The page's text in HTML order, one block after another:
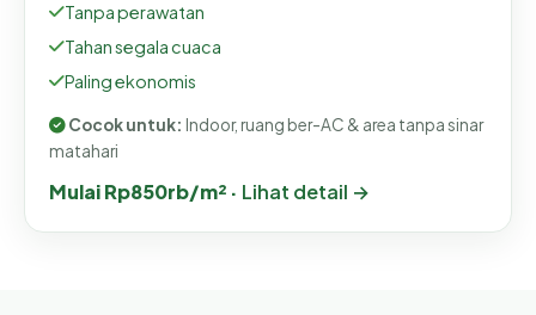
Tanpa perawatan
Tahan segala cuaca
Paling ekonomis
Cocok untuk: Indoor, ruang ber-AC & area tanpa sinar
matahari
Mulai Rp850rb/m² · Lihat detail →